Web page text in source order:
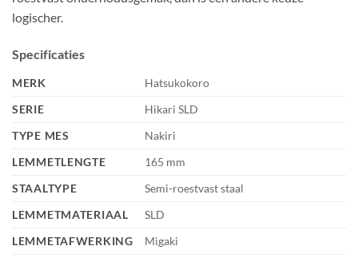
logischer.
Specificaties
MERK
Hatsukokoro
SERIE
Hikari SLD
TYPE MES
Nakiri
LEMMETLENGTE
165 mm
STAALTYPE
Semi-roestvast staal
LEMMETMATERIAAL
SLD
LEMMETAFWERKING
Migaki